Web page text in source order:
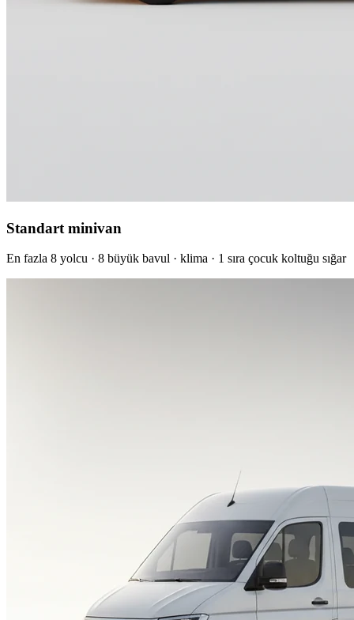
Standart minivan
En fazla 8 yolcu · 8 büyük bavul · klima · 1 sıra çocuk koltuğu sığar